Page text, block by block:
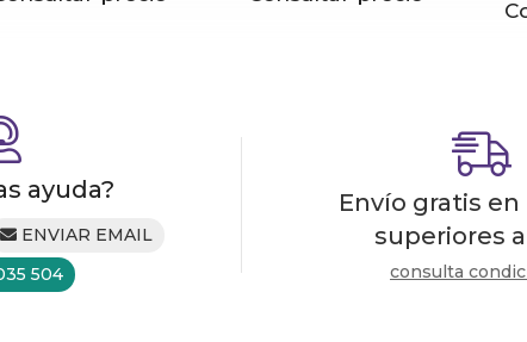
ayuda?
ENVIAR EMAIL
504
Envío gratis
superiores a
consulta